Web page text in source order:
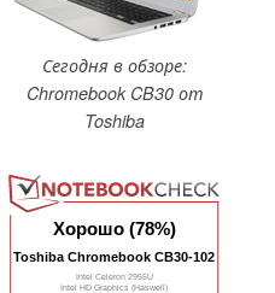
Сегодня в обзоре:
Chromebook CB30 от
Toshiba
Хорошо (78%)
Toshiba Chromebook CB30-102
Intel Celeron 2955U
Intel HD Graphics (Haswell)